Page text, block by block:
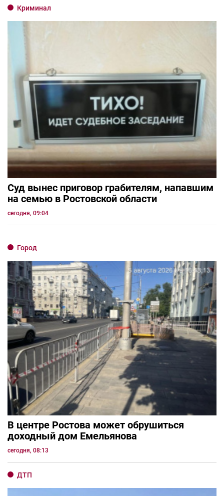
Криминал
Суд вынес приговор грабителям, напавшим
на семью в Ростовской области
сегодня, 09:04
Город
В центре Ростова может обрушиться
доходный дом Емельянова
сегодня, 08:13
ДТП